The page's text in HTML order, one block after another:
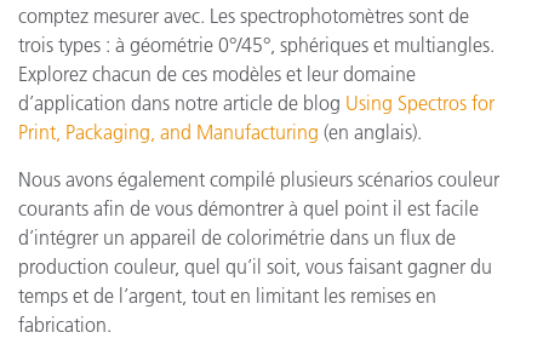
comptez mesurer avec. Les spectrophotomètres sont de
trois types : à géométrie 0°/45°, sphériques et multiangles.
Explorez chacun de ces modèles et leur domaine
d’application dans notre article de blog Using Spectros for
Print, Packaging, and Manufacturing (en anglais).
Nous avons également compilé plusieurs scénarios couleur
courants afin de vous démontrer à quel point il est facile
d’intégrer un appareil de colorimétrie dans un flux de
production couleur, quel qu’il soit, vous faisant gagner du
temps et de l’argent, tout en limitant les remises en
fabrication.